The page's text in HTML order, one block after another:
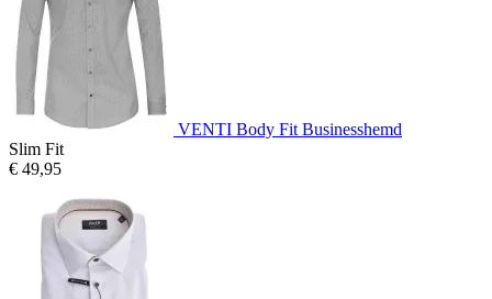
VENTI Body Fit Businesshemd
Slim Fit
€ 49,95